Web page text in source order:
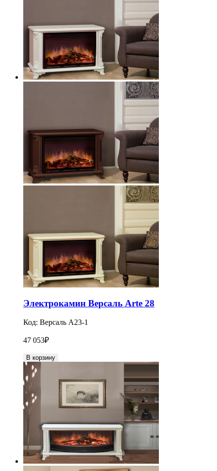
Электрокамин Версаль Arte 28
Код: Версаль A23-1
47 053₽
В корзину